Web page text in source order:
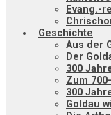
Evang.-
Geschichte
Aus der
Der
300
Zum
300
Goldau